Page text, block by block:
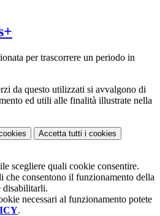
per trascorrere un periodo in
da questo utilizzati si avvalgono di
ed utili alle finalità illustrate nella
Accetta tutti i cookies
scegliere quali cookie consentire.
che consentono il funzionamento della
disabilitarli.
necessari al funzionamento potete
.